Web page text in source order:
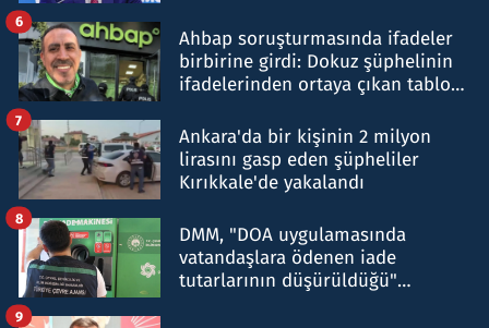
Ahbap soruşturmasında ifadeler
birbirine girdi: Dokuz şüphelinin
ifadelerinden ortaya çıkan tablo
6
Ankara'da bir kişinin 2 milyon
lirasını gasp eden şüpheliler
Kırıkkale'de yakalandı
7
DMM, "DOA uygulamasında
vatandaşlara ödenen iade
tutarlarının düşürüldüğü"
8
9